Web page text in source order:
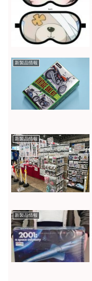
新製品情報
新製品情報
新製品情報